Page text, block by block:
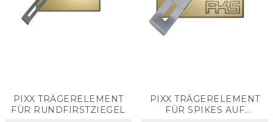
PIXX TRÄGERELEMENT
FÜR RUNDFIRSTZIEGEL
PIXX TRÄGERELEMENT
FÜR SPIKES AUF